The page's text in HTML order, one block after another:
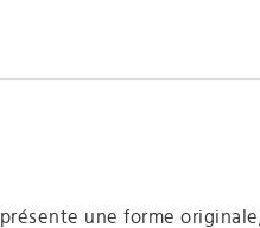
présente une forme